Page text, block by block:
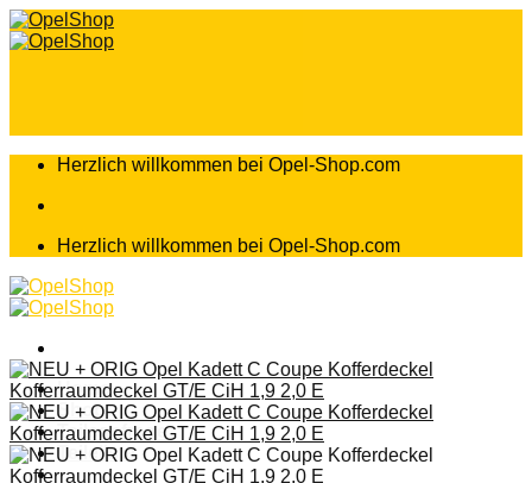
Zum
Inhalt
Herzlich willkommen bei Opel-Shop.com
Herzlich willkommen bei Opel-Shop.com
Home
Shop
Teileanfrage
Teileliste